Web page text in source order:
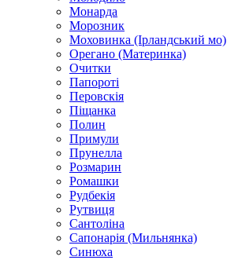
Монарда
Морозник
Моховинка (Ірландський мо)
Орегано (Материнка)
Очитки
Папороті
Перовскія
Піщанка
Полин
Примули
Прунелла
Розмарин
Ромашки
Рудбекія
Рутвиця
Сантоліна
Сапонарія (Мильнянка)
Синюха